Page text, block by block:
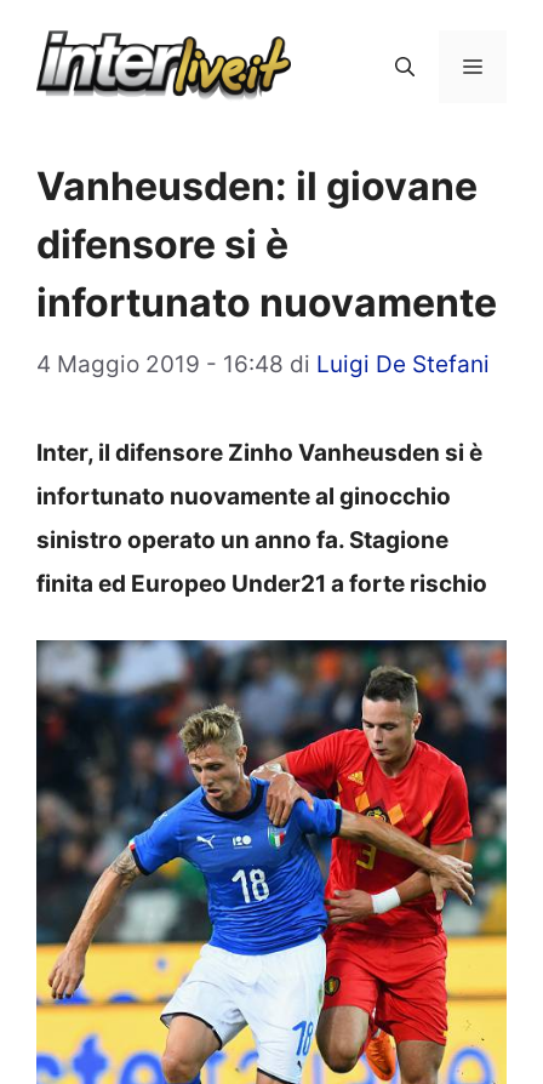
Menu
Vanheusden: il giovane
difensore si è
infortunato nuovamente
4 Maggio 2019 - 16:48 di Luigi De Stefani
Inter, il difensore Zinho Vanheusden si è
infortunato nuovamente al ginocchio
sinistro operato un anno fa. Stagione
finita ed Europeo Under21 a forte rischio